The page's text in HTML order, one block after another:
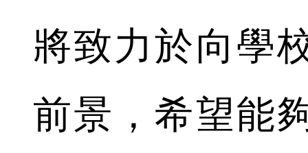
將致力於向學
前景，希望能